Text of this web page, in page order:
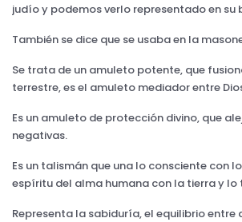
judío y podemos verlo representado en su
También se dice que se usaba en la
Se trata de un amuleto potente, que
terrestre, es el amuleto mediador entre
Es un amuleto de protección divino, que
negativas.
Es un talismán que una lo consciente con
espíritu del alma humana con la tierra y lo
Representa la sabiduría, el equilibrio entre